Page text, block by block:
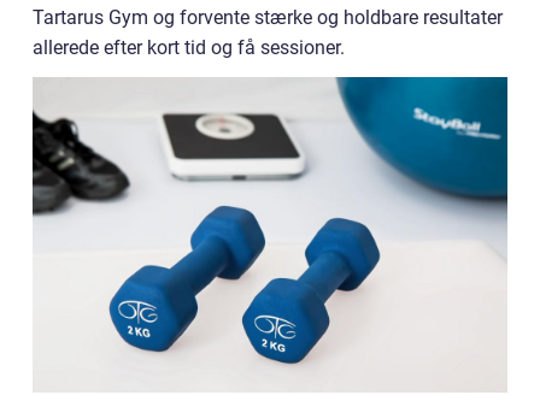
Tartarus Gym og forvente stærke og holdbare resultater
allerede efter kort tid og få sessioner.